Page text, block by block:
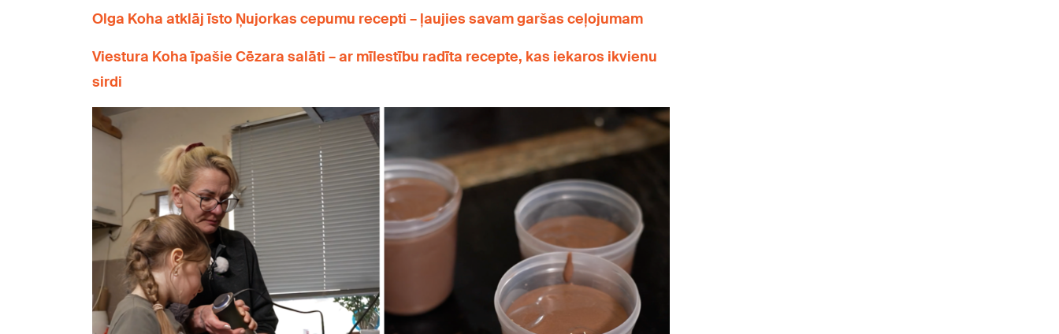
Olga Koha atklāj īsto Ņujorkas cepumu recepti – ļaujies savam garšas ceļojumam
Viestura Koha īpašie Cēzara salāti – ar mīlestību radīta recepte, kas iekaros ikvienu
sirdi